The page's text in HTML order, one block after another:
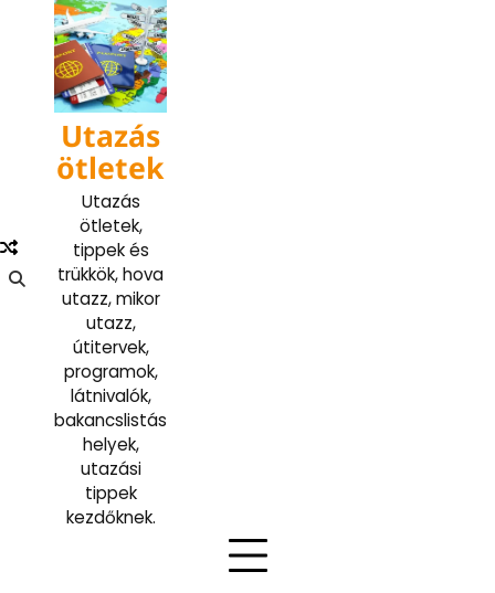
content
Utazás
ötletek
Utazás
ötletek,
tippek és
trükkök, hova
utazz, mikor
utazz,
útitervek,
programok,
látnivalók,
bakancslistás
helyek,
utazási
tippek
kezdőknek.